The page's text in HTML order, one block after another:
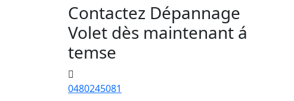
Contactez Dépannage
Volet dès maintenant á
temse
0480245081